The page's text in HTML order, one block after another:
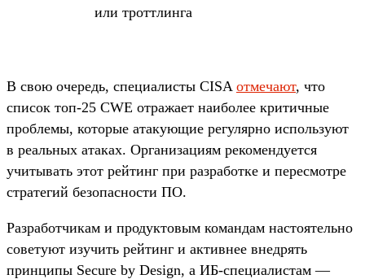
или троттлинга
В свою очередь, специалисты CISA отмечают, что
список топ-25 CWE отражает наиболее критичные
проблемы, которые атакующие регулярно используют
в реальных атаках. Организациям рекомендуется
учитывать этот рейтинг при разработке и пересмотре
стратегий безопасности ПО.
Разработчикам и продуктовым командам настоятельно
советуют изучить рейтинг и активнее внедрять
принципы Secure by Design, а ИБ-специалистам —